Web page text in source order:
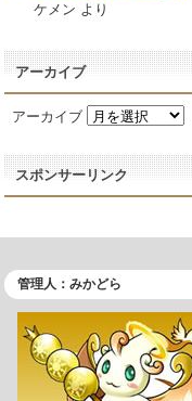
ケメン より
アーカイブ
アーカイブ
スポンサーリンク
管理人：みかどら